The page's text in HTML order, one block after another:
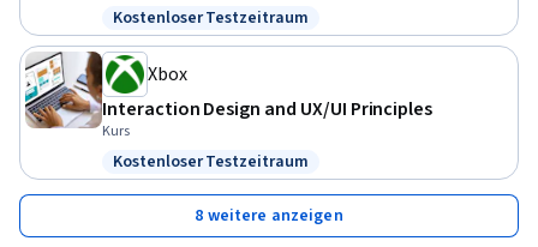
Status: Kostenloser Testzeitraum
Kostenloser Testzeitraum
Xbox
Interaction Design and UX/UI Principles
Kurs
Status: Kostenloser Testzeitraum
Kostenloser Testzeitraum
8 weitere anzeigen